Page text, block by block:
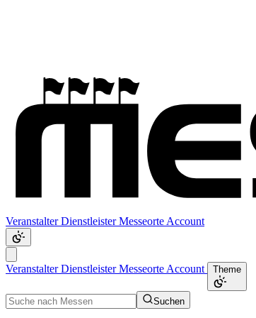
VeranstalterDienstleisterMesseorte Account
VeranstalterDienstleisterMesseorte Account Theme
Suchen